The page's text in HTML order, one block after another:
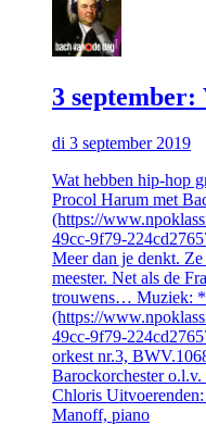
3
di 3 september 2019
Wat hebben hip-hop
Procol Harum met
(https://
49cc-9f79-
Meer dan je denkt.
meester. Net als de
trouwens… Muziek:
(https://
49cc-9f79-
orkest nr.3,
Barockorchester
Chloris
Manoff, piano